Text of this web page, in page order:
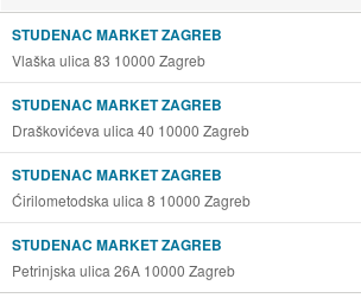
STUDENAC MARKET ZAGREB
Vlaška ulica 83 10000 Zagreb
STUDENAC MARKET ZAGREB
Draškovićeva ulica 40 10000 Zagreb
STUDENAC MARKET ZAGREB
Ćirilometodska ulica 8 10000 Zagreb
STUDENAC MARKET ZAGREB
Petrinjska ulica 26A 10000 Zagreb